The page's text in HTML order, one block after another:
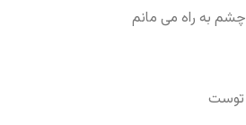
به راه می مانم
توست